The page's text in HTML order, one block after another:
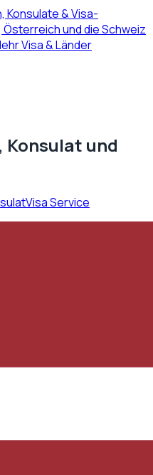
Konsulate & Visa-
und die Schweiz
Visa & Länder
und
Visa Service